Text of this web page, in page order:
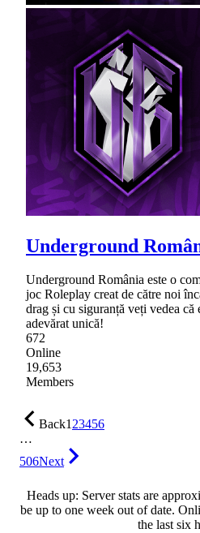
Underground
Underground România este o
joc Roleplay creat de către noi
drag și cu siguranță veți vedea că
adevărat unică!
672
Online
19,653
Members
Back123456
…
506Next
Heads up: Server stats are
be up to one week out of date.
the last six